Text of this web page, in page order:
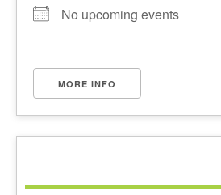
No upcoming events
MORE INFO